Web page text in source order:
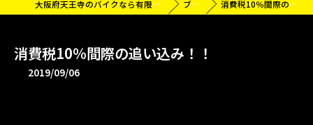
大阪府天王寺のバイクなら有限会社タイガーオート ブログ 消費税10％間際の追い込み！！
消費税10％間際の追い込み！！
2019/09/06